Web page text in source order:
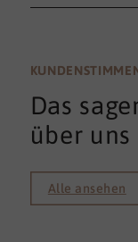
Das
über uns
Alle ansehen